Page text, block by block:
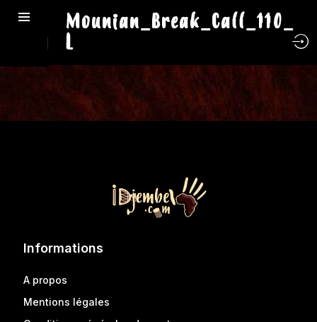
Mounian_Break_Call_110_
L
Informations
A propos
Mentions légales